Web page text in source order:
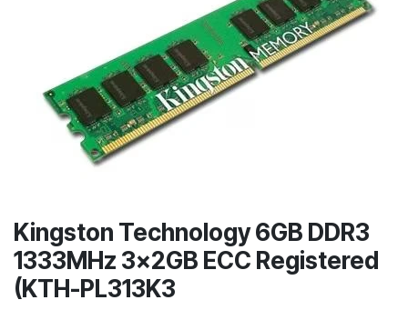
Kingston Technology 6GB DDR3
1333MHz 3x2GB ECC Registered
(KTH-PL313K3